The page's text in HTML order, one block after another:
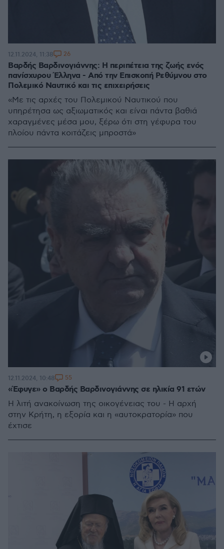
Βαρδής Βαρδινογιάννης: Η περιπέτεια της ζωής ενός
πανίσχυρου Έλληνα - Από την Επισκοπή Ρεθύμνου στο
Πολεμικό Ναυτικό και τις επιχειρήσεις
«Με τις αρχές του Πολεμικού Ναυτικού που
υπηρέτησα ως αξιωματικός και είναι πάντα βαθιά
χαραγμένες μέσα μου, ξέρω ότι στη γέφυρα του
πλοίου πάντα κοιτάζεις μπροστά»
12.11.2024, 11:38 26
«Έφυγε» ο Βαρδής Βαρδινογιάννης σε ηλικία 91 ετών
Η λιτή ανακοίνωση της οικογένειας του - Η αρχή
στην Κρήτη, η εξορία και η «αυτοκρατορία» που
έχτισε
12.11.2024, 10:48 55